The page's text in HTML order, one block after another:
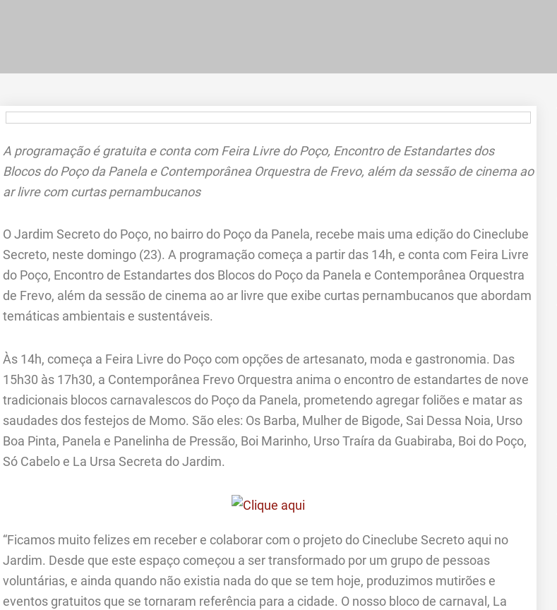
A programação é gratuita e conta com Feira Livre do Poço, Encontro de Estandartes dos
Blocos do Poço da Panela e Contemporânea Orquestra de Frevo, além da sessão de cinema ao
ar livre com curtas pernambucanos
O Jardim Secreto do Poço, no bairro do Poço da Panela, recebe mais uma edição do Cineclube
Secreto, neste domingo (23). A programação começa a partir das 14h, e conta com Feira Livre
do Poço, Encontro de Estandartes dos Blocos do Poço da Panela e Contemporânea Orquestra
de Frevo, além da sessão de cinema ao ar livre que exibe curtas pernambucanos que abordam
temáticas ambientais e sustentáveis.
Às 14h, começa a Feira Livre do Poço com opções de artesanato, moda e gastronomia. Das
15h30 às 17h30, a Contemporânea Frevo Orquestra anima o encontro de estandartes de nove
tradicionais blocos carnavalescos do Poço da Panela, prometendo agregar foliões e matar as
saudades dos festejos de Momo. São eles: Os Barba, Mulher de Bigode, Sai Dessa Noia, Urso
Boa Pinta, Panela e Panelinha de Pressão, Boi Marinho, Urso Traíra da Guabiraba, Boi do Poço,
Só Cabelo e La Ursa Secreta do Jardim.
“Ficamos muito felizes em receber e colaborar com o projeto do Cineclube Secreto aqui no
Jardim. Desde que este espaço começou a ser transformado por um grupo de pessoas
voluntárias, e ainda quando não existia nada do que se tem hoje, produzimos mutirões e
eventos gratuitos que se tornaram referência para a cidade. O nosso bloco de carnaval, La